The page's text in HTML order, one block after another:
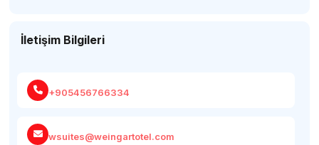
İletişim Bilgileri
+905456766334
wsuites@weingartotel.com